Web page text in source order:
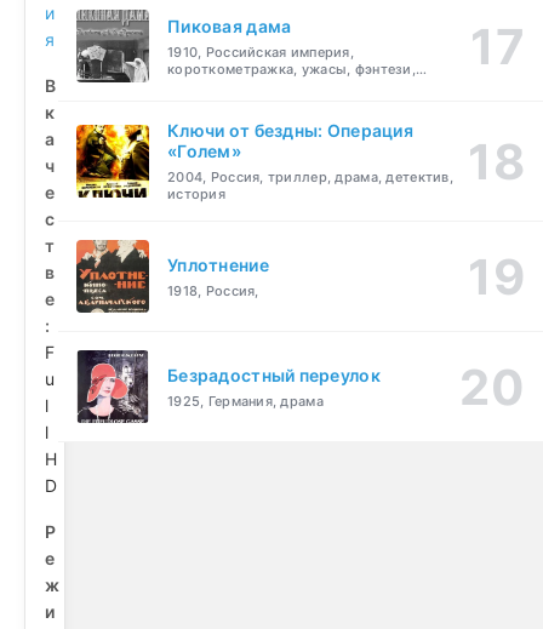
и
я
В
к
а
ч
е
с
т
в
е
:
F
u
l
l
H
D
Р
е
ж
и
Пиковая дама
1910, Российская империя,
короткометражка, ужасы, фэнтези,
Ключи от бездны: Операция
«Голем»
2004, Россия, триллер, драма, детектив,
история
Уплотнение
1918, Россия,
Безрадостный переулок
1925, Германия, драма